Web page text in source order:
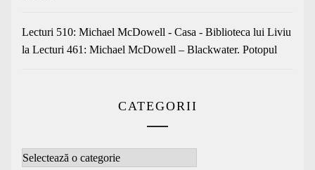
Lecturi 510: Michael McDowell - Casa - Biblioteca lui Liviu
la Lecturi 461: Michael McDowell – Blackwater. Potopul
CATEGORII
Categorii